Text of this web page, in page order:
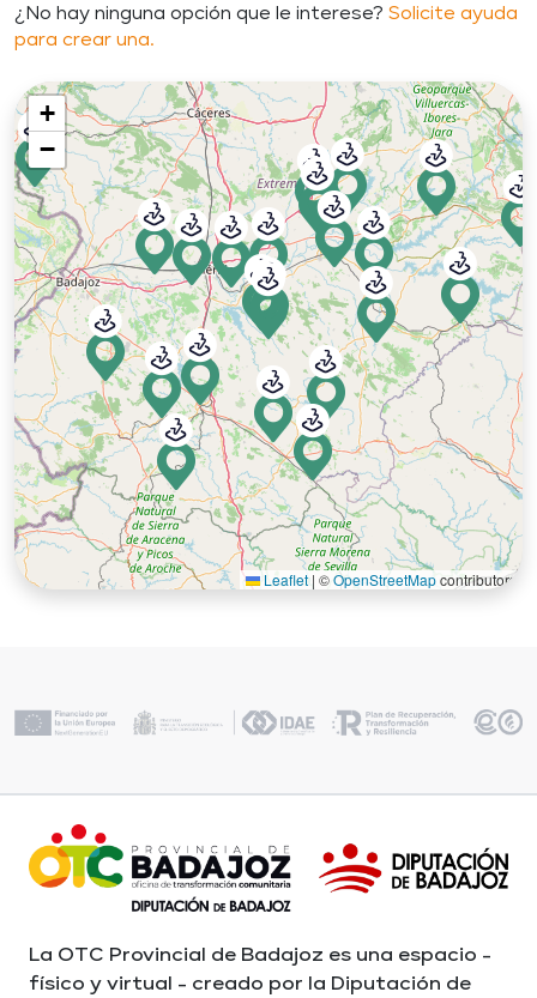
En funcionamiento
118,75 kWp
C.E. Esparragosa de la Serena
Contacto
70,20 kWp
¿No hay ninguna opción que le interese? Solicite ayuda
para crear una.
+
−
Leaflet | ©OpenStreetMapcontributors
La OTC Provincial de Badajoz es una espacio -
físico y virtual - creado por la Diputación de